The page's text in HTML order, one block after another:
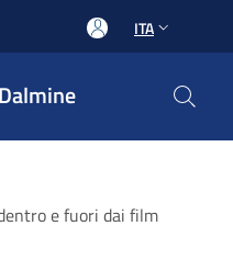
ITA
dentro e fuori dai film